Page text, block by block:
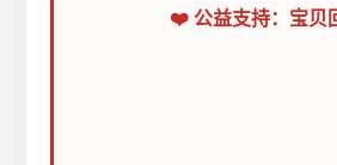
❤️ 公益支持：宝贝